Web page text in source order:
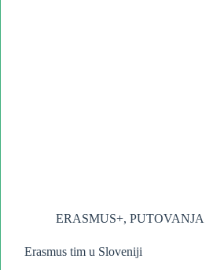
ERASMUS+, PUTOVANJA
Erasmus tim u Sloveniji